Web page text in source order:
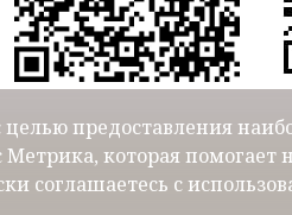
предоставления
которая помогает
соглашаетесь с